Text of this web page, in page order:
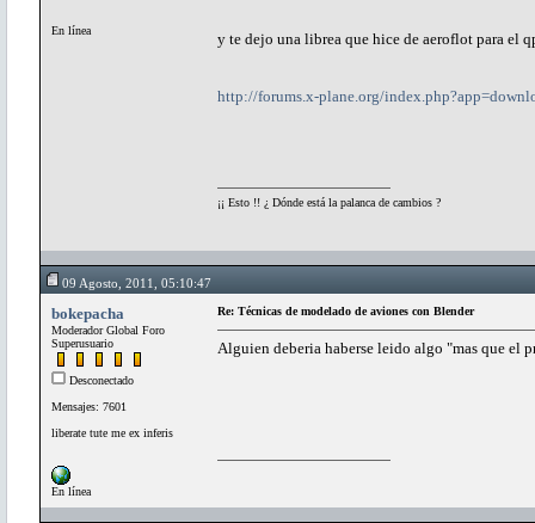
En línea y te dejo una librea que hice de aeroflot para el
http://forums.x-plane.org/
¡¡ Esto !! ¿ Dónde está la palanca de cambios ?
09 Agosto, 2011, 05:10:47
bokepacha
Moderador Global Foro
Superusuario
Desconectado
Mensajes: 7601
liberate tute me ex inferis
En línea
Re: Técnicas de modelado de aviones con Blender
Alguien deberia haberse leido algo "mas que el